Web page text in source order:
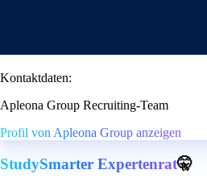
Kontaktdaten:
Apleona Group Recruiting-Team
Profil von Apleona Group anzeigen
StudySmarter Expertenrat🤫